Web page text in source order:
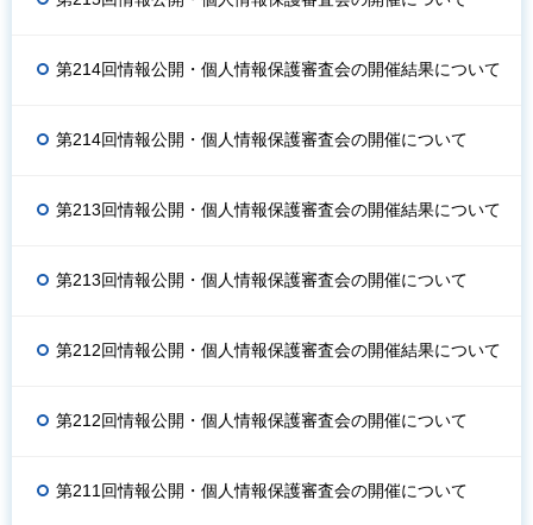
第214回情報公開・個人情報保護審査会の開催結果について
第214回情報公開・個人情報保護審査会の開催について
第213回情報公開・個人情報保護審査会の開催結果について
第213回情報公開・個人情報保護審査会の開催について
第212回情報公開・個人情報保護審査会の開催結果について
第212回情報公開・個人情報保護審査会の開催について
第211回情報公開・個人情報保護審査会の開催について